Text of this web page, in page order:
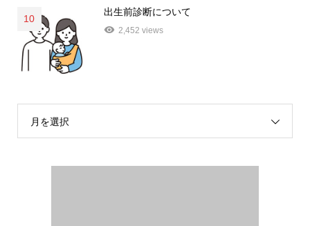
10
出生前診断について
2,452 views
月を選択